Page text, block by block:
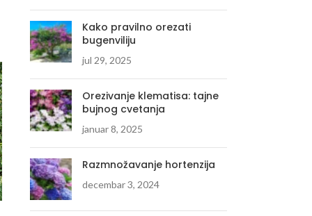
AKCIJA
Kako pravilno orezati
bugenviliju
jul 29, 2025
Orezivanje klematisa: tajne
bujnog cvetanja
januar 8, 2025
Razmnožavanje hortenzija
decembar 3, 2024